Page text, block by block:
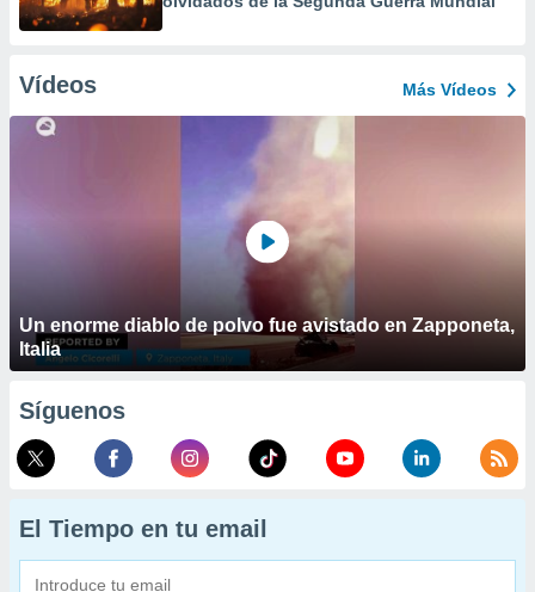
Vídeos Más Vídeos
Un enorme diablo de polvo fue avistado en Zapponeta,
Italia
Síguenos
El Tiempo en tu email